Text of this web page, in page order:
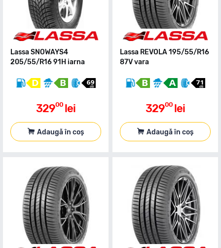
Lassa SNOWAYS4
205/55/R16 91H iarna
32900 lei
Adaugă în coș
Lassa REVOLA 195/55/R16
87V vara
32900 lei
Adaugă în coș